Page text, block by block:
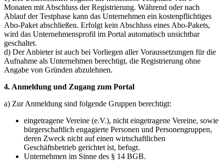
Monaten mit Abschluss der Registrierung. Während oder nach
Ablauf der Testphase kann das Unternehmen ein kostenpflichtiges
Abo-Paket abschließen. Erfolgt kein Abschluss eines Abo-Pakets,
wird das Unternehmensprofil im Portal automatisch unsichtbar
geschaltet.
d) Der Anbieter ist auch bei Vorliegen aller Voraussetzungen für die
Aufnahme als Unternehmen berechtigt, die Registrierung ohne
Angabe von Gründen abzulehnen.
4. Anmeldung und Zugang zum Portal
a) Zur Anmeldung sind folgende Gruppen berechtigt:
eingetragene Vereine (e.V.), nicht eingetragene Vereine, sowie
bürgerschaftlich engagierte Personen und Personengruppen,
deren Zweck nicht auf einen wirtschaftlichen
Geschäftsbetrieb gerichtet ist, befugt.
Unternehmen im Sinne des § 14 BGB.